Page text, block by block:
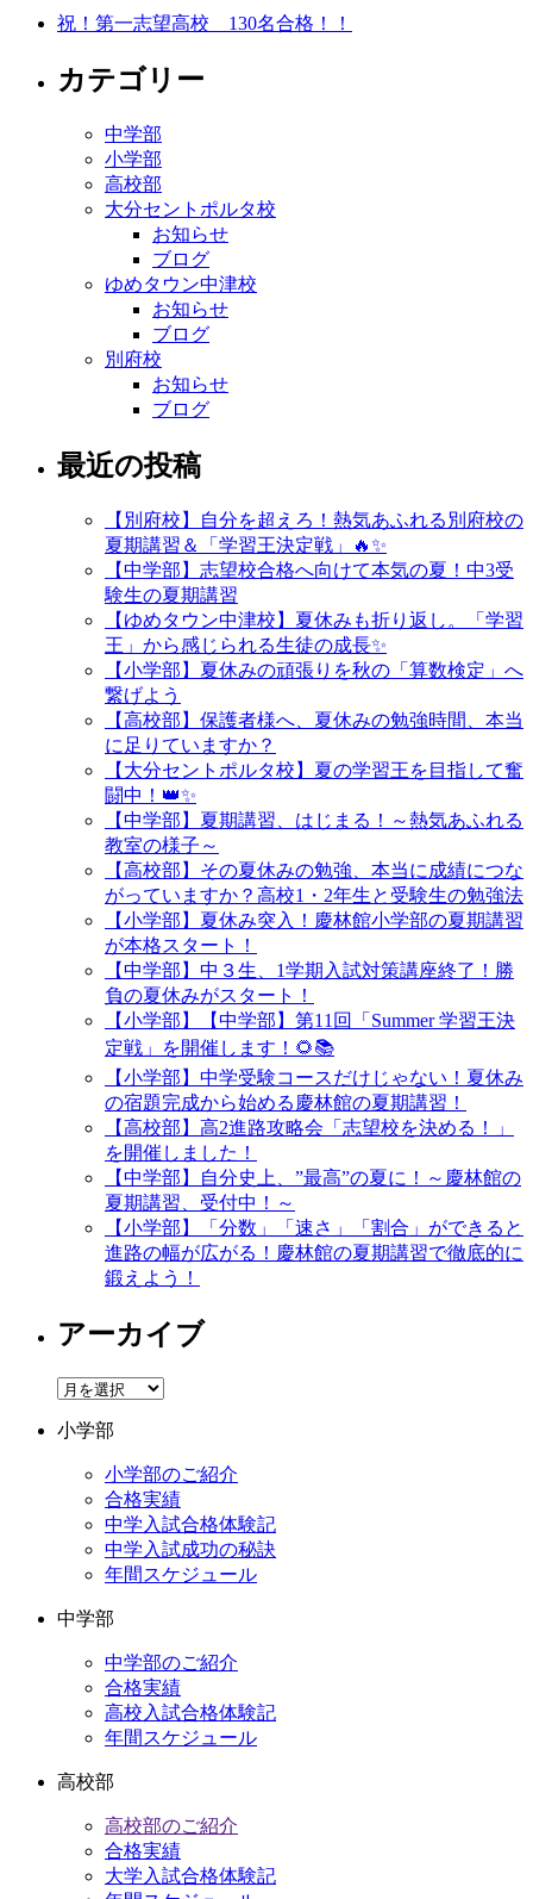
祝！第一志望高校 130名合格！！
カテゴリー
中学部
小学部
高校部
大分セントポルタ校
お知らせ
ブログ
ゆめタウン中津校
お知らせ
ブログ
別府校
お知らせ
ブログ
最近の投稿
【別府校】自分を超えろ！熱気あふれる別府校の
夏期講習＆「学習王決定戦」🔥✨
【中学部】志望校合格へ向けて本気の夏！中3受
験生の夏期講習
【ゆめタウン中津校】夏休みも折り返し。「学習
王」から感じられる生徒の成長✨
【小学部】夏休みの頑張りを秋の「算数検定」へ
繋げよう
【高校部】保護者様へ、夏休みの勉強時間、本当
に足りていますか？
【大分セントポルタ校】夏の学習王を目指して奮
闘中！👑✨
【中学部】夏期講習、はじまる！～熱気あふれる
教室の様子～
【高校部】その夏休みの勉強、本当に成績につな
がっていますか？高校1・2年生と受験生の勉強法
【小学部】夏休み突入！慶林館小学部の夏期講習
が本格スタート！
【中学部】中３生、1学期入試対策講座終了！勝
負の夏休みがスタート！
【小学部】【中学部】第11回「Summer 学習王決
定戦」を開催します！🌻📚
【小学部】中学受験コースだけじゃない！夏休み
の宿題完成から始める慶林館の夏期講習！
【高校部】高2進路攻略会「志望校を決める！」
を開催しました！
【中学部】自分史上、”最高”の夏に！～慶林館の
夏期講習、受付中！～
【小学部】「分数」「速さ」「割合」ができると
進路の幅が広がる！慶林館の夏期講習で徹底的に
鍛えよう！
アーカイブ
ア
カ
小学部
小学部のご紹介
合格実績
中学入試合格体験記
中学入試成功の秘訣
年間スケジュール
中学部
中学部のご紹介
合格実績
高校入試合格体験記
年間スケジュール
高校部
高校部のご紹介
合格実績
大学入試合格体験記